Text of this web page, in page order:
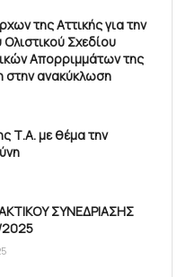
της Αττικής για την
Σχεδίου
Απορριμμάτων της
ανακύκλωση
Τ.Α. με θέμα την
ΣΥΝΕΔΡΙΑΣΗΣ
2025